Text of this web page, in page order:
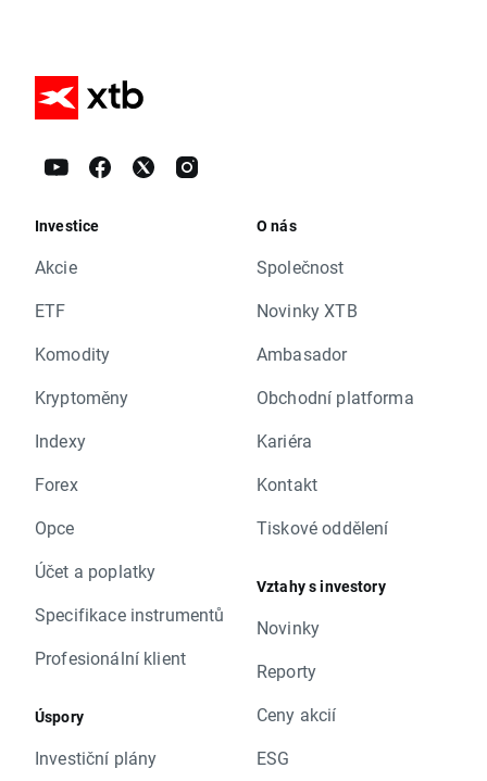
Investice
Akcie
ETF
Komodity
Kryptoměny
Indexy
Forex
Opce
Účet a poplatky
Specifikace instrumentů
Profesionální klient
Úspory
Investiční plány
O nás
Společnost
Novinky XTB
Ambasador
Obchodní platforma
Kariéra
Kontakt
Tiskové oddělení
Vztahy s investory
Novinky
Reporty
Ceny akcií
ESG